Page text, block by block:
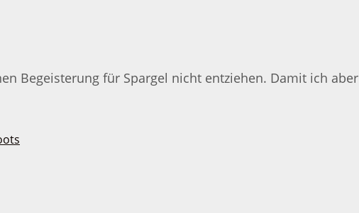
Begeisterung für Spargel nicht entziehen. Damit ich